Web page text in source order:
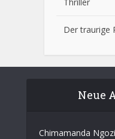
Der traurige
Neue
Chimamanda